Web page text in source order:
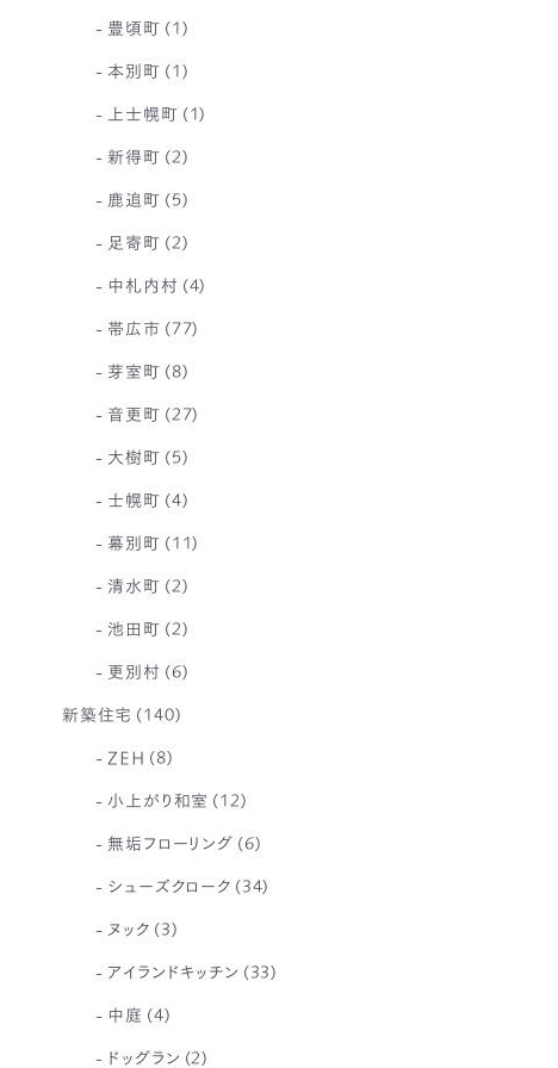
豊頃町 (1)
本別町 (1)
上士幌町 (1)
新得町 (2)
鹿追町 (5)
足寄町 (2)
中札内村 (4)
帯広市 (77)
芽室町 (8)
音更町 (27)
大樹町 (5)
士幌町 (4)
幕別町 (11)
清水町 (2)
池田町 (2)
更別村 (6)
新築住宅 (140)
ZEH (8)
小上がり和室 (12)
無垢フローリング (6)
シューズクローク (34)
ヌック (3)
アイランドキッチン (33)
中庭 (4)
ドッグラン (2)